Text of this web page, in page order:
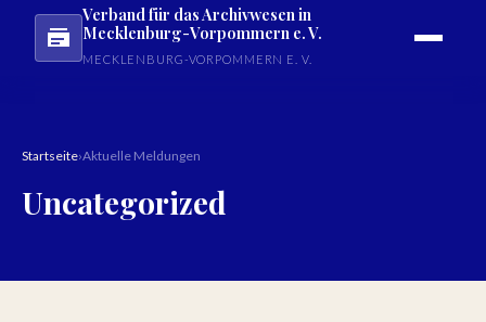
Verband für das Archivwesen in
Mecklenburg-Vorpommern e. V.
MECKLENBURG-VORPOMMERN E. V.
Startseite›Aktuelle Meldungen
Uncategorized